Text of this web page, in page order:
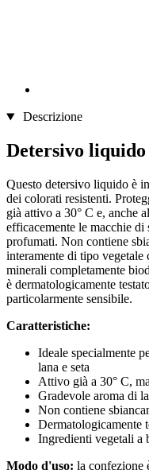
Descrizione
Detersivo liquido
Questo detersivo liquido è
dei colorati resistenti.
già attivo a 30° C e, anche
efficacemente le macchie
profumati. Non contiene
interamente di tipo vegetale
minerali completamente
è dermatologicamente
particolarmente sensibile.
Caratteristiche:
Ideale specialmente
lana e seta
Attivo già a 30° C,
Gradevole aroma di
Non contiene
Dermatologicamente
Ingredienti vegetali a
Modo d'uso: la confezione